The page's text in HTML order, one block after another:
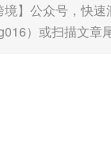
】公众号，快
）或扫描文章